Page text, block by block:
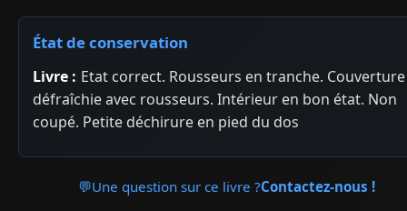
État de conservation
Livre : Etat correct. Rousseurs en tranche. Couverture
défraîchie avec rousseurs. Intérieur en bon état. Non
coupé. Petite déchirure en pied du dos
💬Une question sur ce livre ?Contactez-nous !